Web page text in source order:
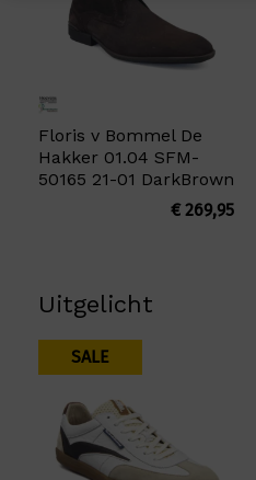
Floris v Bommel De
Hakker 01.04 SFM-
50165 21-01 DarkBrown
€269,95
Uitgelicht
SALE